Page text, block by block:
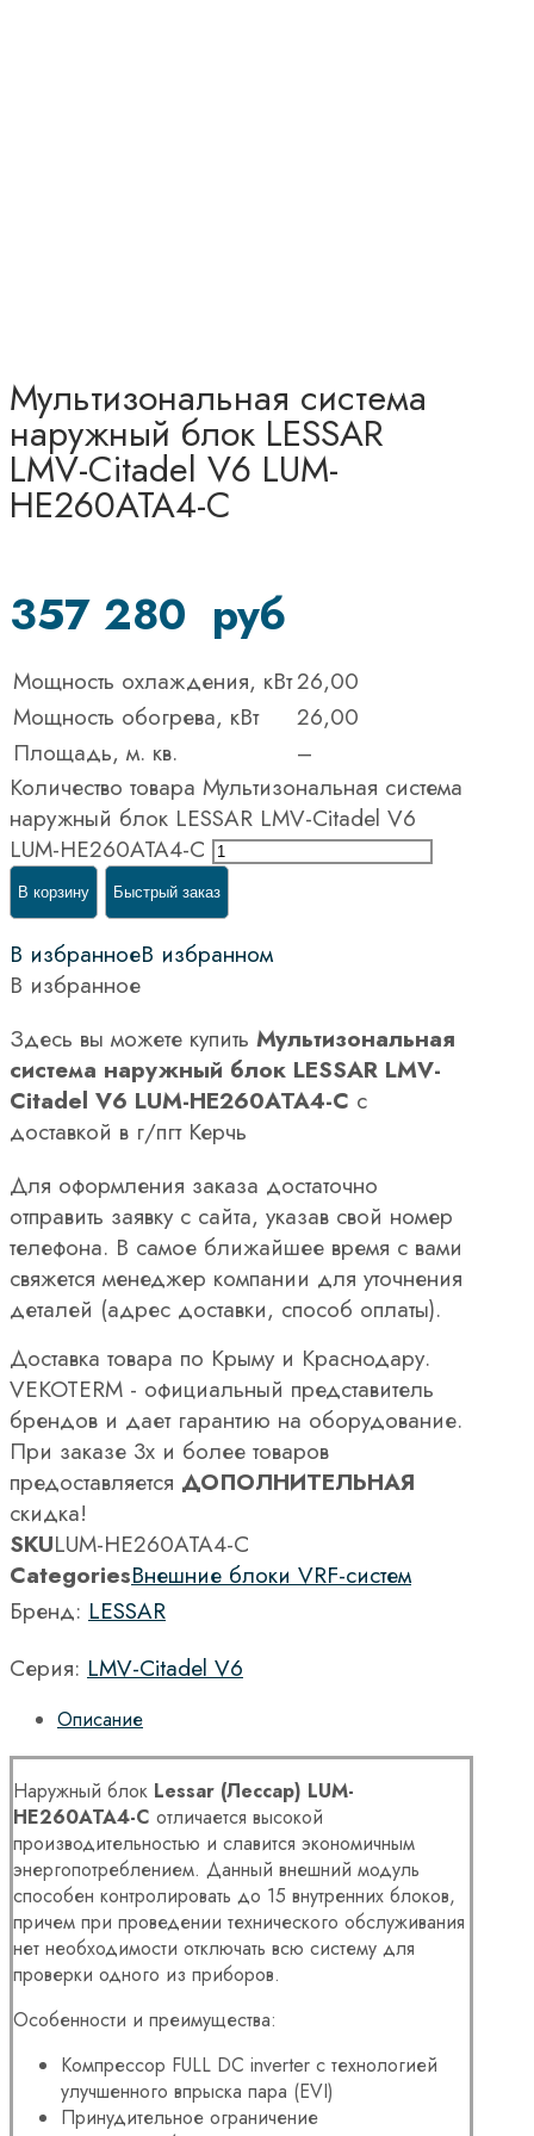
Мультизональная система
наружный блок LESSAR
LMV-Citadel V6 LUM-
HE260ATA4-C
357 280 руб
Мощность охлаждения, кВт26,00
Мощность обогрева, кВт
26,00
Площадь, м. кв.
–
Количество товара Мультизональная система
наружный блок LESSAR LMV-Citadel V6
LUM-HE260ATA4-C
В корзину Быстрый заказ
В избранноеВ избранном
В избранное
Здесь вы можете купить Мультизональная
система наружный блок LESSAR LMV-
Citadel V6 LUM-HE260ATA4-C с
доставкой в г/пгт Керчь
Для оформления заказа достаточно
отправить заявку с сайта, указав свой номер
телефона. В самое ближайшее время с вами
свяжется менеджер компании для уточнения
деталей (адрес доставки, способ оплаты).
Доставка товара по Крыму и Краснодару.
VEKOTERM - официальный представитель
брендов и дает гарантию на оборудование.
При заказе 3х и более товаров
предоставляется ДОПОЛНИТЕЛЬНАЯ
скидка!
SKULUM-HE260ATA4-C
CategoriesВнешние блоки VRF-систем
Бренд: LESSAR
Серия: LMV-Citadel V6
Описание
Наружный блок Lessar (Лессар) LUM-
HE260ATA4-C отличается высокой
производительностью и славится экономичным
энергопотреблением. Данный внешний модуль
способен контролировать до 15 внутренних блоков,
причем при проведении технического обслуживания
нет необходимости отключать всю систему для
проверки одного из приборов.
Особенности и преимущества:
Компрессор FULL DC inverter с технологией
улучшенного впрыска пара (EVI)
Принудительное ограничение